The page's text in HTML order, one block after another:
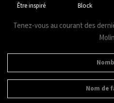
Être inspiré
Block
Tenez-vous au courant des